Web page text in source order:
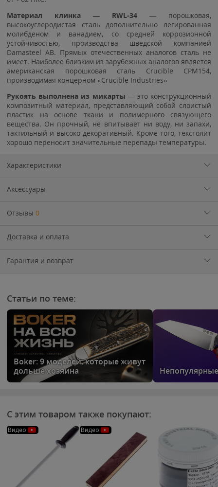
Материал клинка — RWL-34 — порошковая,
высокоуглеродистая сталь дополнительно легированная
молибденом и ванадием, со средней коррозионной
устойчивостью, производства шведской компанией
Damasteel AB. Прямых отечественных аналогов сталь не
имеет. Наиболее близким из зарубежных аналогов является
американская порошковая сталь Crucible CPM154,
производимая концерном «Crucible Industries»
Рукоять выполнена из микарты — это конструкционный
композитный материал, представляющий собой слоистый
пластик на основе ткани и полимерного связующего
вещества. Он прочный, не впитывает ни воду, ни запахи,
тактильный и высоко декоративный. Кроме того, текстолит
хорошо переносит значительные перепады температуры.
Характеристики
Аксессуары
Отзывы 0
Доставка и оплата
Гарантия и возврат
Статьи по теме:
Boker: 9 моделей, которые живут
дольше хозяина
С этим товаром также покупают:
Видео Видео